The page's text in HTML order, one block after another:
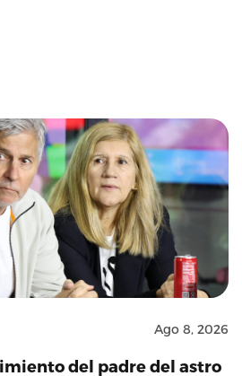
Ago 8, 2026
del padre del astro